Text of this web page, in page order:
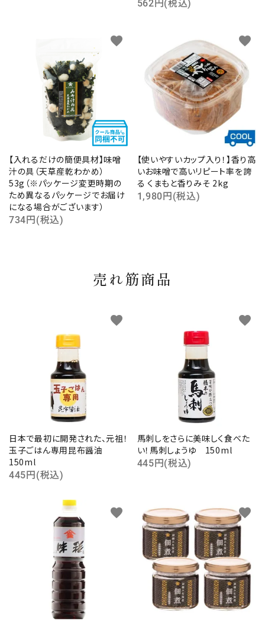
562円(税込)
【入れるだけの簡便具材】味噌
汁の具（天草産乾わかめ）
53g（※パッケージ変更時期の
ため異なるパッケージでお届け
になる場合がございます）
734円(税込)
favorite
【使いやすいカップ入り！】香り高
いお味噌で高いリピート率を誇
る くまもと香りみそ 2kg
1,980円(税込)
favorite
売れ筋商品
日本で最初に開発された、元祖！
玉子ごはん専用昆布醤油
150ml
445円(税込)
favorite
馬刺しをさらに美味しく食べた
い！馬刺しょうゆ 150ml
445円(税込)
favorite
favorite favorite